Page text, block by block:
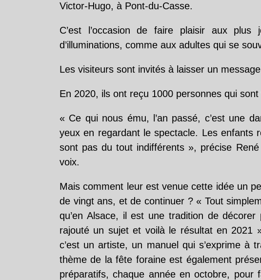
Victor-Hugo, à Pont-du-Casse.
C’est l’occasion de faire plaisir aux plus
d’illuminations, comme aux adultes qui se
Les visiteurs sont invités à laisser un
En 2020, ils ont reçu 1000 personnes qui
« Ce qui nous ému, l’an passé, c’est une
yeux en regardant le spectacle. Les enfants
sont pas du tout indifférents », précise
voix.
Mais comment leur est venue cette idée un
de vingt ans, et de continuer ? « Tout
qu’en Alsace, il est une tradition de
rajouté un sujet et voilà le résultat en 2021
c’est un artiste, un manuel qui s’exprime à
thème de la fête foraine est également
préparatifs, chaque année en octobre,